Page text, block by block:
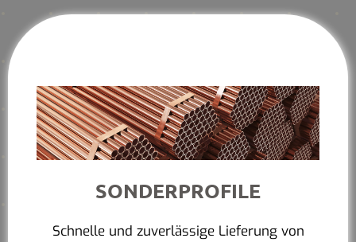
SONDERPROFILE
Schnelle und zuverlässige Lieferung von